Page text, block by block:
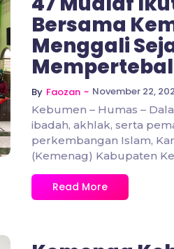
Bersama
Menggali
By Faozan ~ November 22,
Kebumen – Humas –
ibadah, akhlak, serta
perkembangan Islam,
(Kemenag) Kabupaten
Read More